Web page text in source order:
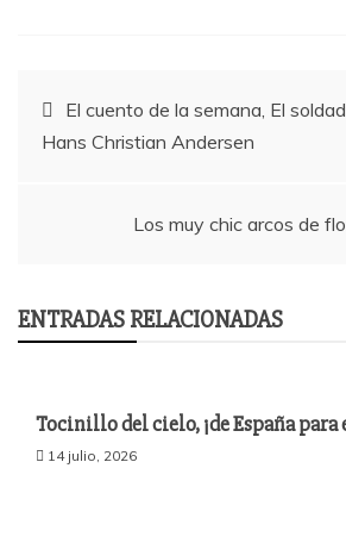
Navegación
de
entradas
El cuento de la semana, El
Hans Christian Andersen
Los muy chic arcos de
ENTRADAS RELACIONADAS
Tocinillo del cielo, ¡de España
14 julio, 2026